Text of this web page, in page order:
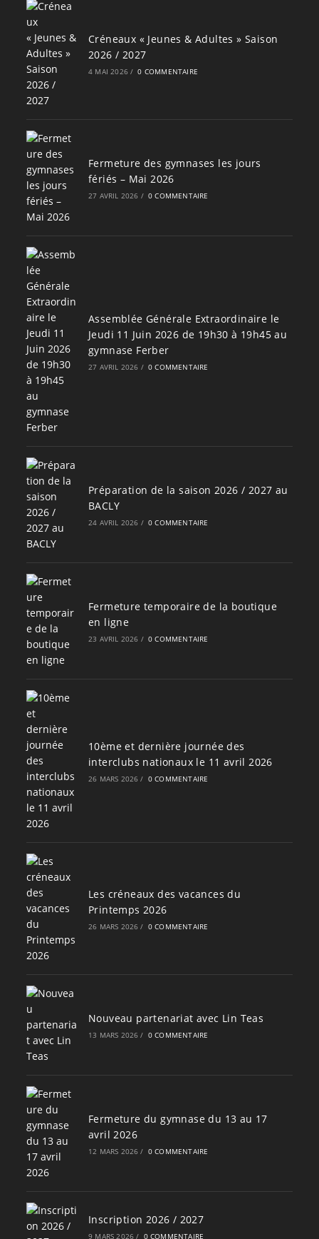
Créneaux « Jeunes & Adultes » Saison
2026 / 2027
4 MAI 2026 / 0 COMMENTAIRE
Fermeture des gymnases les jours
fériés – Mai 2026
27 AVRIL 2026 / 0 COMMENTAIRE
Assemblée Générale Extraordinaire le
Jeudi 11 Juin 2026 de 19h30 à 19h45 au
gymnase Ferber
27 AVRIL 2026 / 0 COMMENTAIRE
Préparation de la saison 2026 / 2027 au
BACLY
24 AVRIL 2026 / 0 COMMENTAIRE
Fermeture temporaire de la boutique
en ligne
23 AVRIL 2026 / 0 COMMENTAIRE
10ème et dernière journée des
interclubs nationaux le 11 avril 2026
26 MARS 2026 / 0 COMMENTAIRE
Les créneaux des vacances du
Printemps 2026
26 MARS 2026 / 0 COMMENTAIRE
Nouveau partenariat avec Lin Teas
13 MARS 2026 / 0 COMMENTAIRE
Fermeture du gymnase du 13 au 17
avril 2026
12 MARS 2026 / 0 COMMENTAIRE
Inscription 2026 / 2027
9 MARS 2026 / 0 COMMENTAIRE